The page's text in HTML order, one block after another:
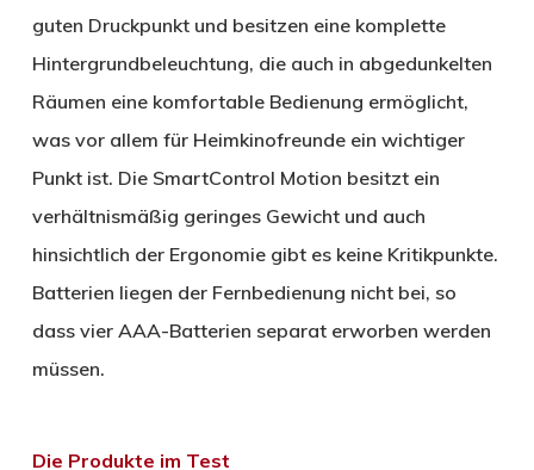
guten Druckpunkt und besitzen eine komplette
Hintergrundbeleuchtung, die auch in abgedunkelten
Räumen eine komfortable Bedienung ermöglicht,
was vor allem für Heimkinofreunde ein wichtiger
Punkt ist. Die SmartControl Motion besitzt ein
verhältnismäßig geringes Gewicht und auch
hinsichtlich der Ergonomie gibt es keine Kritikpunkte.
Batterien liegen der Fernbedienung nicht bei, so
dass vier AAA-Batterien separat erworben werden
müssen.
Die Produkte im Test